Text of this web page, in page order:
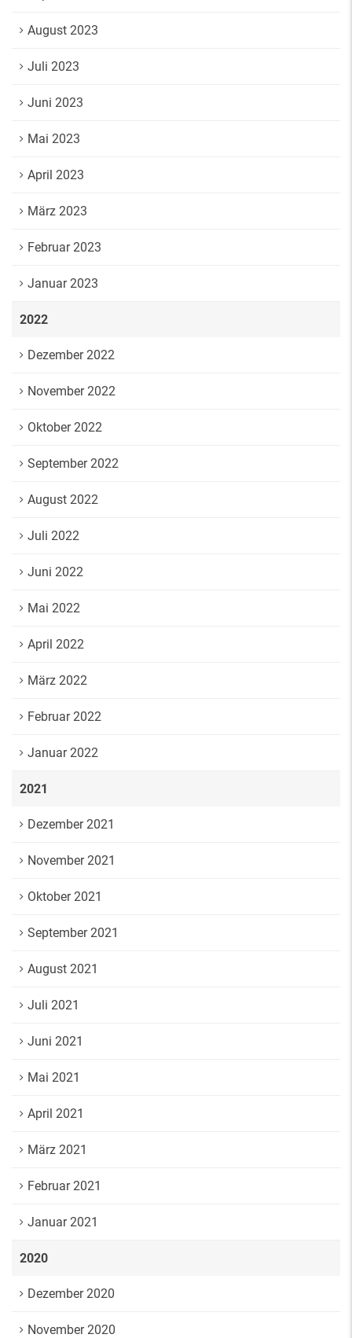
August 2023
Juli 2023
Juni 2023
Mai 2023
April 2023
März 2023
Februar 2023
Januar 2023
2022
Dezember 2022
November 2022
Oktober 2022
September 2022
August 2022
Juli 2022
Juni 2022
Mai 2022
April 2022
März 2022
Februar 2022
Januar 2022
2021
Dezember 2021
November 2021
Oktober 2021
September 2021
August 2021
Juli 2021
Juni 2021
Mai 2021
April 2021
März 2021
Februar 2021
Januar 2021
2020
Dezember 2020
November 2020